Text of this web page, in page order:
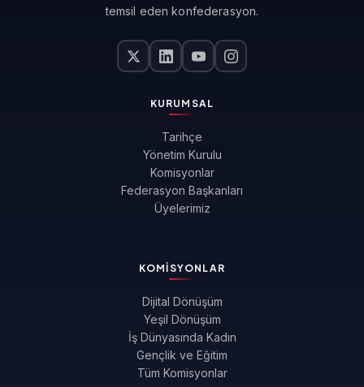
temsil eden konfederasyon.
KURUMSAL
Tarihçe
Yönetim Kurulu
Komisyonlar
Federasyon Başkanları
Üyelerimiz
KOMISYONLAR
Dijital Dönüşüm
Yeşil Dönüşüm
İş Dünyasında Kadın
Gençlik ve Eğitim
Tüm Komisyonlar